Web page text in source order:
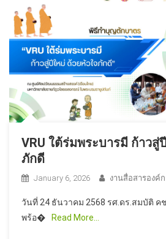
VRU ใต้ร่มพระบารมี ก้าวสู่
ภักดี
January 6, 2026 งานสื่อสารองค์
วันที่ 24 ธันวาคม 2568 รศ.ดร.สมบัติ ค
พร้อ�
Read More…